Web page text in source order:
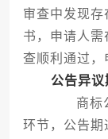
审查中发现存
书，申请人
查顺利通过，
公告异
商标公
环节，公告期